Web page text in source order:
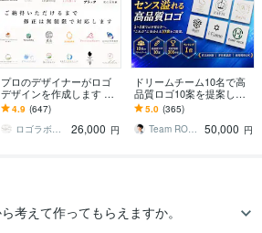
プロのデザイナーがロゴ
デザインを作成します ご
納得いただけなければ料
金は頂きません｜デザイ
ンの丸投げOK
4.9 (647)
ロゴラボ｜企業・店舗特化型デザイン事務所
26,000 円
ドリームチーム10名で高
品質ロゴ10案を提案しま
す 2～3案では不安な方向
け！選べないレベルの10
案をあなたへ！
5.0 (365)
Team ROGOS
50,000 円
考えて作ってもらえますか。